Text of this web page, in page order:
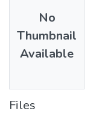
No
Thumbnail
Available
Files